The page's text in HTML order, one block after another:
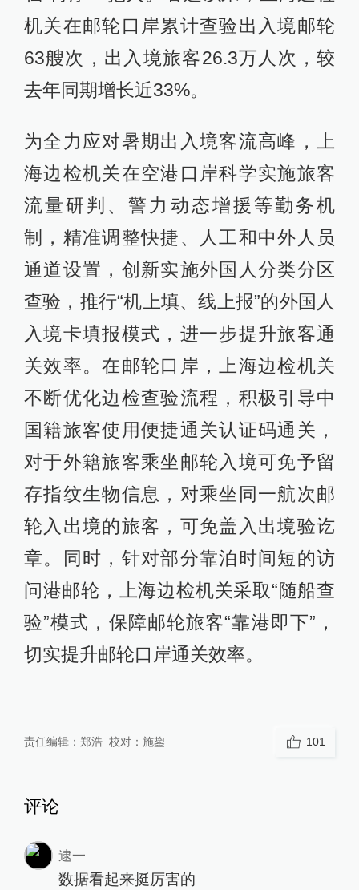
机关在邮轮口岸累计查验出入境邮轮
63艘次，出入境旅客26.3万人次，较
去年同期增长近33%。
为全力应对暑期出入境客流高峰，上
海边检机关在空港口岸科学实施旅客
流量研判、警力动态增援等勤务机
制，精准调整快捷、人工和中外人员
通道设置，创新实施外国人分类分区
查验，推行“机上填、线上报”的外国人
入境卡填报模式，进一步提升旅客通
关效率。在邮轮口岸，上海边检机关
不断优化边检查验流程，积极引导中
国籍旅客使用便捷通关认证码通关，
对于外籍旅客乘坐邮轮入境可免予留
存指纹生物信息，对乘坐同一航次邮
轮入出境的旅客，可免盖入出境验讫
章。同时，针对部分靠泊时间短的访
问港邮轮，上海边检机关采取“随船查
验”模式，保障邮轮旅客“靠港即下”，
切实提升邮轮口岸通关效率。
责任编辑： 郑浩 校对： 施鋆 101
评论
逮一
数据看起来挺厉害的